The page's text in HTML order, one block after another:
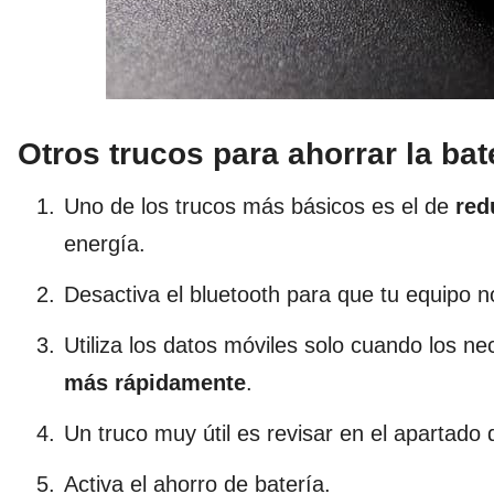
Otros trucos para ahorrar la
Uno de los trucos más básicos es el de
energía.
Desactiva el bluetooth para que tu equipo
Utiliza los datos móviles solo cuando los
más rápidamente.
Un truco muy útil es revisar en el
Activa el ahorro de batería.